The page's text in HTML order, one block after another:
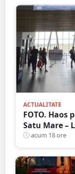
ACTUALITATE
FOTO. Haos
Satu Mare –
nouă
acum 18 ore